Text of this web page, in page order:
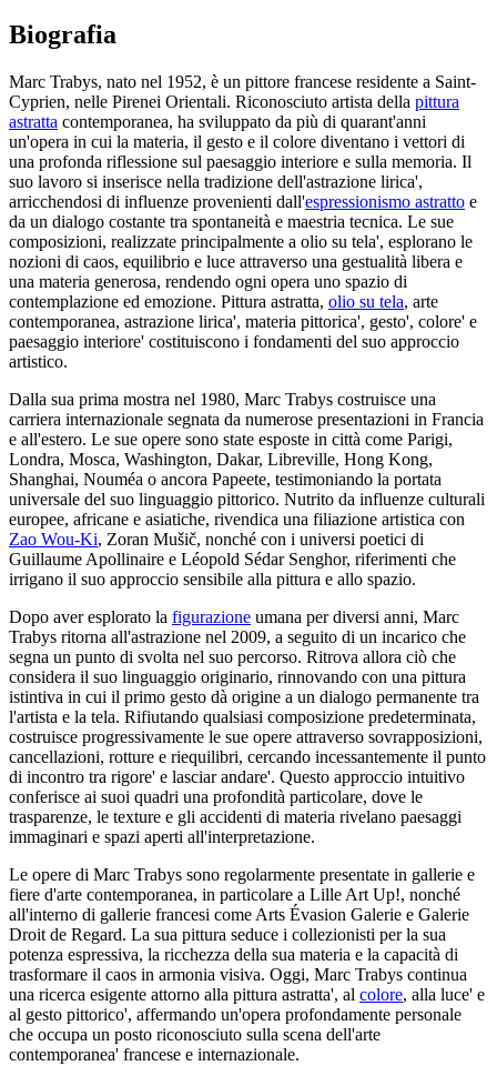
Biografia
Marc Trabys, nato nel 1952, è un pittore francese residente a Saint-
Cyprien, nelle Pirenei Orientali. Riconosciuto artista della pittura
astratta contemporanea, ha sviluppato da più di quarant'anni
un'opera in cui la materia, il gesto e il colore diventano i vettori di
una profonda riflessione sul paesaggio interiore e sulla memoria. Il
suo lavoro si inserisce nella tradizione dell'astrazione lirica',
arricchendosi di influenze provenienti dall'espressionismo astratto e
da un dialogo costante tra spontaneità e maestria tecnica. Le sue
composizioni, realizzate principalmente a olio su tela', esplorano le
nozioni di caos, equilibrio e luce attraverso una gestualità libera e
una materia generosa, rendendo ogni opera uno spazio di
contemplazione ed emozione. Pittura astratta, olio su tela, arte
contemporanea, astrazione lirica', materia pittorica', gesto', colore' e
paesaggio interiore' costituiscono i fondamenti del suo approccio
artistico.
Dalla sua prima mostra nel 1980, Marc Trabys costruisce una
carriera internazionale segnata da numerose presentazioni in Francia
e all'estero. Le sue opere sono state esposte in città come Parigi,
Londra, Mosca, Washington, Dakar, Libreville, Hong Kong,
Shanghai, Nouméa o ancora Papeete, testimoniando la portata
universale del suo linguaggio pittorico. Nutrito da influenze culturali
europee, africane e asiatiche, rivendica una filiazione artistica con
Zao Wou-Ki, Zoran Mušič, nonché con i universi poetici di
Guillaume Apollinaire e Léopold Sédar Senghor, riferimenti che
irrigano il suo approccio sensibile alla pittura e allo spazio.
Dopo aver esplorato la figurazione umana per diversi anni, Marc
Trabys ritorna all'astrazione nel 2009, a seguito di un incarico che
segna un punto di svolta nel suo percorso. Ritrova allora ciò che
considera il suo linguaggio originario, rinnovando con una pittura
istintiva in cui il primo gesto dà origine a un dialogo permanente tra
l'artista e la tela. Rifiutando qualsiasi composizione predeterminata,
costruisce progressivamente le sue opere attraverso sovrapposizioni,
cancellazioni, rotture e riequilibri, cercando incessantemente il punto
di incontro tra rigore' e lasciar andare'. Questo approccio intuitivo
conferisce ai suoi quadri una profondità particolare, dove le
trasparenze, le texture e gli accidenti di materia rivelano paesaggi
immaginari e spazi aperti all'interpretazione.
Le opere di Marc Trabys sono regolarmente presentate in gallerie e
fiere d'arte contemporanea, in particolare a Lille Art Up!, nonché
all'interno di gallerie francesi come Arts Évasion Galerie e Galerie
Droit de Regard. La sua pittura seduce i collezionisti per la sua
potenza espressiva, la ricchezza della sua materia e la capacità di
trasformare il caos in armonia visiva. Oggi, Marc Trabys continua
una ricerca esigente attorno alla pittura astratta', al colore, alla luce' e
al gesto pittorico', affermando un'opera profondamente personale
che occupa un posto riconosciuto sulla scena dell'arte
contemporanea' francese e internazionale.